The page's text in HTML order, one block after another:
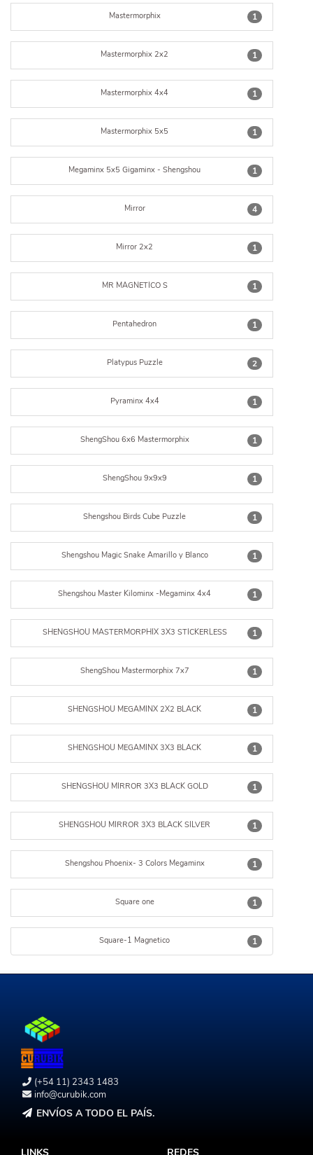
1
Mastermorphix
1
Mastermorphix 2x2
1
Mastermorphix 4x4
1
Mastermorphix 5x5
1
Megaminx 5x5 Gigaminx - Shengshou
4
Mirror
1
Mirror 2x2
1
MR MAGNETICO S
1
Pentahedron
2
Platypus Puzzle
1
Pyraminx 4x4
1
ShengShou 6x6 Mastermorphix
1
ShengShou 9x9x9
1
Shengshou Birds Cube Puzzle
1
Shengshou Magic Snake Amarillo y Blanco
1
Shengshou Master Kilominx -Megaminx 4x4
1
SHENGSHOU MASTERMORPHIX 3X3 STICKERLESS
1
ShengShou Mastermorphix 7x7
1
SHENGSHOU MEGAMINX 2X2 BLACK
1
SHENGSHOU MEGAMINX 3X3 BLACK
1
SHENGSHOU MIRROR 3X3 BLACK GOLD
1
SHENGSHOU MIRROR 3X3 BLACK SILVER
1
Shengshou Phoenix- 3 Colors Megaminx
1
Square one
1
Square-1 Magnetico
(+54 11) 2343 1483
info@curubik.com
ENVÍOS A TODO EL PAÍS.